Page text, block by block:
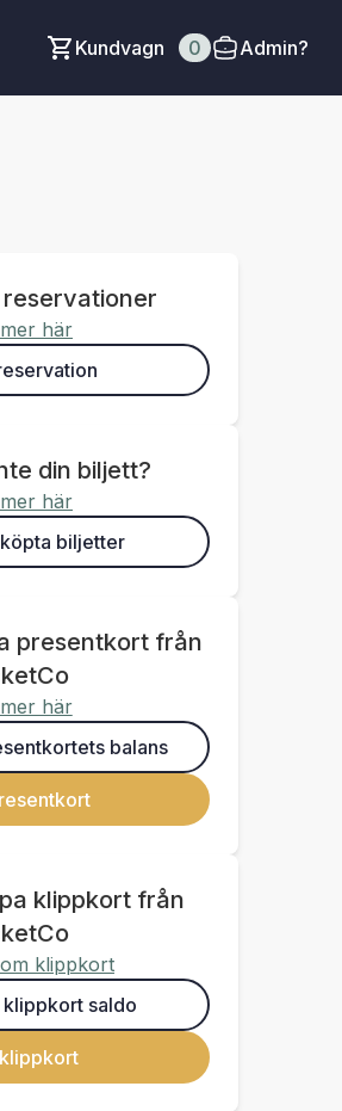
Kundvagn 0 Admin?
reservationer
här
din biljett?
här
biljetter
presentkort från
här
balans
klippkort från
klippkort
saldo